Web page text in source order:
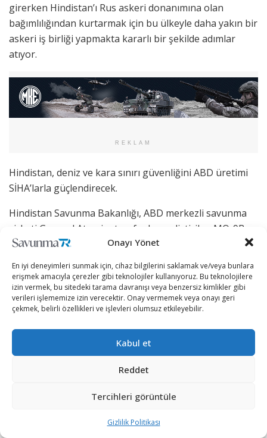
Onayı Yönet
En iyi deneyimleri sunmak için, cihaz bilgilerini saklamak ve/veya bunlara
erişmek amacıyla çerezler gibi teknolojiler kullanıyoruz. Bu teknolojilere
izin vermek, bu sitedeki tarama davranışı veya benzersiz kimlikler gibi
verileri işlememize izin verecektir. Onay vermemek veya onayı geri
çekmek, belirli özellikleri ve işlevleri olumsuz etkileyebilir.
Kabul et
Reddet
Tercihleri görüntüle
Gizlilik Politikası
girerken Hindistan’ı Rus askeri donanımına olan
bağımlılığından kurtarmak için bu ülkeyle daha yakın bir
askeri iş birliği yapmakta kararlı bir şekilde adımlar
atıyor.
REKLAM
Hindistan, deniz ve kara sınırı güvenliğini ABD üretimi
SİHA’larla güçlendirecek.
Hindistan Savunma Bakanlığı, ABD merkezli savunma
şirketi General Atomics tarafından geliştirilen MQ-9B
SeaGuardian SİHA tedarikini onayladı.
İlgili satın alma kararı, Hindistan Başbakanı Narendra
Modi’nin önümüzdeki hafta ABD’ye yapacağı ve iki
tarafın Güney Asya ülkesinde ortak jet motoru üretimi
konusunda anlaşmaya varmasının beklendiği ziyaret
öncesinde alındı.
Başbakan Modi’nin önümüzdeki hafta ABD Başkanı Joe
Biden ile görüşmesi sırasında3 milyar doların
kapsayan anlaşmanın resmi olarak açıklanması